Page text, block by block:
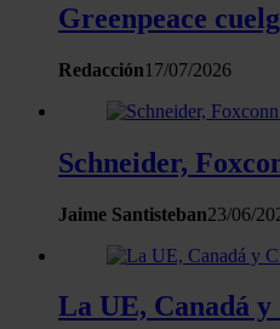
Greenpeace
Redacción17/07/2026
Schneider,
Jaime Santisteban23/06/
La UE, Canadá